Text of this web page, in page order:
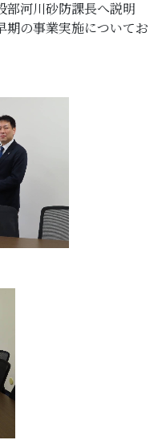
部河川砂防課長へ説明
期の事業実施についてお